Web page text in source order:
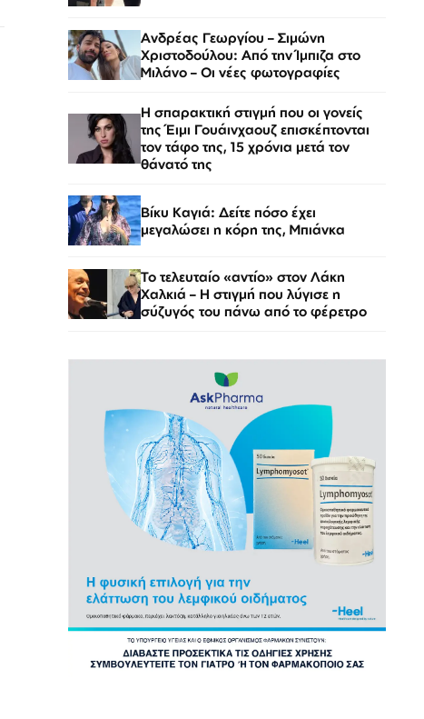
Ανδρέας Γεωργίου – Σιμώνη
Χριστοδούλου: Από την Ίμπιζα στο
Μιλάνο – Οι νέες φωτογραφίες
Η σπαρακτική στιγμή που οι γονείς
της Έιμι Γουάινχαουζ επισκέπτονται
τον τάφο της, 15 χρόνια μετά τον
θάνατό της
Βίκυ Καγιά: Δείτε πόσο έχει
μεγαλώσει η κόρη της, Μπιάνκα
Το τελευταίο «αντίο» στον Λάκη
Χαλκιά – Η στιγμή που λύγισε η
σύζυγός του πάνω από το φέρετρο